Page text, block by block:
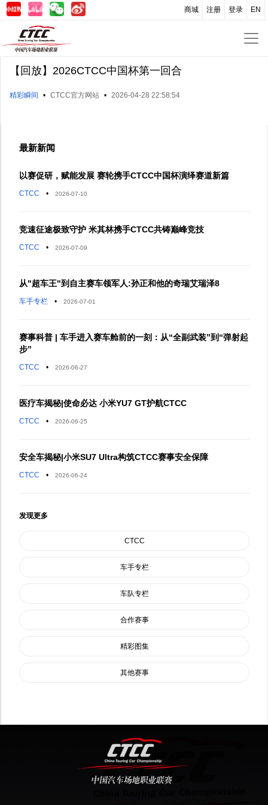
EN
登录
注册
商城
【回放】2026CTCC中国杯第一回合
精彩瞬间 • CTCC官方网站 • 2026-04-28 22:58:54
最新新闻
以赛促研，赋能发展 赛轮携手CTCC中国杯演绎赛道新篇
CTCC • 2026-07-10
竞速征途极致守护 米其林携手CTCC共铸巅峰竞技
CTCC • 2026-07-09
从"超车王"到自主赛车领军人:孙正和他的奇瑞艾瑞泽8
车手专栏 • 2026-07-01
赛事科普 | 车手进入赛车舱前的一刻：从“全副武装”到“弹射起
步”
CTCC • 2026-06-27
医疗车揭秘|使命必达 小米YU7 GT护航CTCC
CTCC • 2026-06-25
安全车揭秘|小米SU7 Ultra构筑CTCC赛事安全保障
CTCC • 2026-06-24
发现更多
CTCC
车手专栏
车队专栏
合作赛事
精彩图集
其他赛事